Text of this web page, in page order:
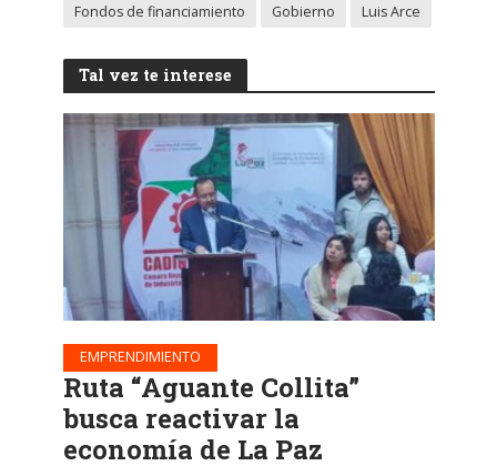
Fondos de financiamiento
Gobierno Luis Arce
Tal vez te interese
EMPRENDIMIENTO
Ruta “Aguante Collita”
busca reactivar la
economía de La Paz